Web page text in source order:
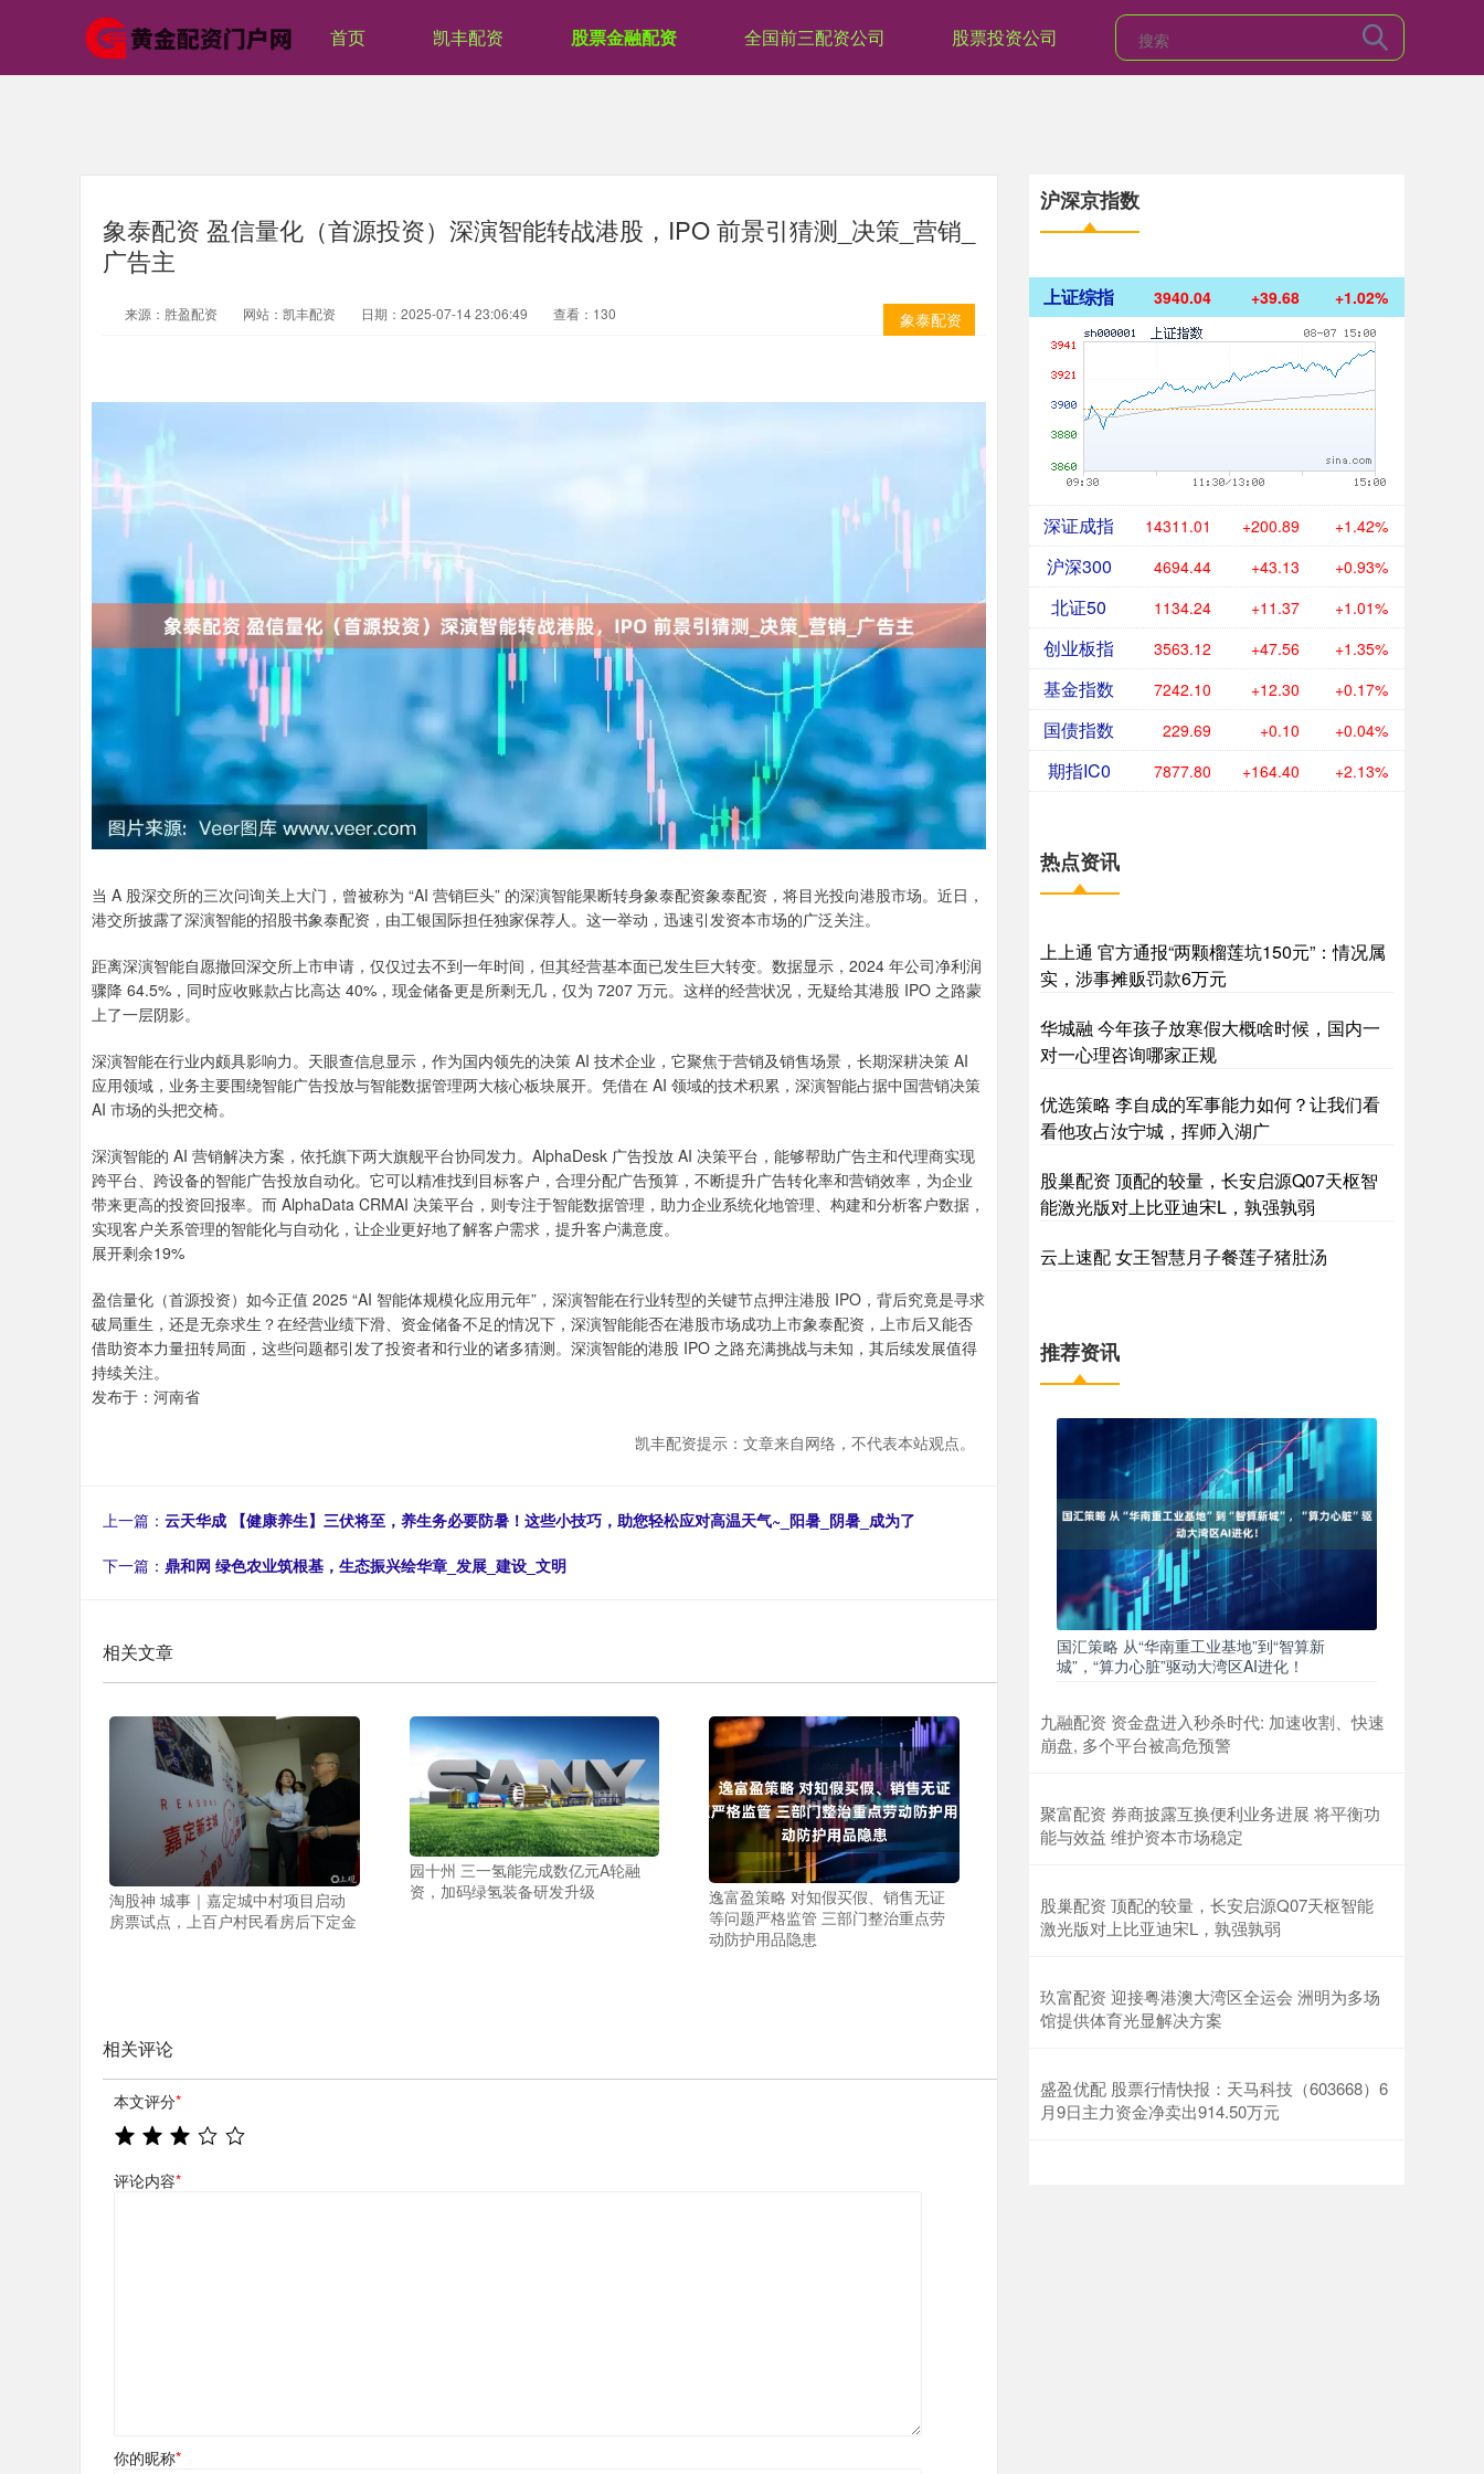
首页 凯丰配资 股票金融配资 全国前三配资公司 股票投资公司
象泰配资 盈信量化（首源投资）深演智能转战港股，IPO 前景引猜测_决策_营销_
广告主
象泰配资
来源：胜盈配资 网站：凯丰配资 日期：2025-07-14 23:06:49 查看：130
当 A 股深交所的三次问询关上大门，曾被称为 “AI 营销巨头” 的深演智能果断转身象泰配资象泰配资，将目光投向港股市场。近日，
港交所披露了深演智能的招股书象泰配资，由工银国际担任独家保荐人。这一举动，迅速引发资本市场的广泛关注。
距离深演智能自愿撤回深交所上市申请，仅仅过去不到一年时间，但其经营基本面已发生巨大转变。数据显示，2024 年公司净利润
骤降 64.5%，同时应收账款占比高达 40%，现金储备更是所剩无几，仅为 7207 万元。这样的经营状况，无疑给其港股 IPO 之路蒙
上了一层阴影。
深演智能在行业内颇具影响力。天眼查信息显示，作为国内领先的决策 AI 技术企业，它聚焦于营销及销售场景，长期深耕决策 AI
应用领域，业务主要围绕智能广告投放与智能数据管理两大核心板块展开。凭借在 AI 领域的技术积累，深演智能占据中国营销决策
AI 市场的头把交椅。
深演智能的 AI 营销解决方案，依托旗下两大旗舰平台协同发力。AlphaDesk 广告投放 AI 决策平台，能够帮助广告主和代理商实现
跨平台、跨设备的智能广告投放自动化。它可以精准找到目标客户，合理分配广告预算，不断提升广告转化率和营销效率，为企业
带来更高的投资回报率。而 AlphaData CRMAI 决策平台，则专注于智能数据管理，助力企业系统化地管理、构建和分析客户数据，
实现客户关系管理的智能化与自动化，让企业更好地了解客户需求，提升客户满意度。
展开剩余19%
盈信量化（首源投资）如今正值 2025 “AI 智能体规模化应用元年”，深演智能在行业转型的关键节点押注港股 IPO，背后究竟是寻求
破局重生，还是无奈求生？在经营业绩下滑、资金储备不足的情况下，深演智能能否在港股市场成功上市象泰配资，上市后又能否
借助资本力量扭转局面，这些问题都引发了投资者和行业的诸多猜测。深演智能的港股 IPO 之路充满挑战与未知，其后续发展值得
持续关注。
发布于：河南省
凯丰配资提示：文章来自网络，不代表本站观点。
上一篇： 云天华成 【健康养生】三伏将至，养生务必要防暑！这些小技巧，助您轻松应对高温天气~_阳暑_阴暑_成为了
下一篇： 鼎和网 绿色农业筑根基，生态振兴绘华章_发展_建设_文明
相关文章
淘股神 城事｜嘉定城中村项目启动
房票试点，上百户村民看房后下定金
园十州 三一氢能完成数亿元A轮融
资，加码绿氢装备研发升级
逸富盈策略 对知假买假、销售无证
等问题严格监管 三部门整治重点劳
动防护用品隐患
相关评论
本文评分*
评论内容*
你的昵称*
沪深京指数
上证综指 3940.04 +39.68 +1.02%
深证成指 14311.01 +200.89 +1.42%
沪深300 4694.44 +43.13 +0.93%
北证50 1134.24 +11.37 +1.01%
创业板指 3563.12 +47.56 +1.35%
基金指数 7242.10 +12.30 +0.17%
国债指数 229.69 +0.10 +0.04%
期指IC0 7877.80 +164.40 +2.13%
热点资讯
上上通 官方通报“两颗榴莲坑150元”：情况属
实，涉事摊贩罚款6万元
华城融 今年孩子放寒假大概啥时候，国内一
对一心理咨询哪家正规
优选策略 李自成的军事能力如何？让我们看
看他攻占汝宁城，挥师入湖广
股巢配资 顶配的较量，长安启源Q07天枢智
能激光版对上比亚迪宋L，孰强孰弱
云上速配 女王智慧月子餐莲子猪肚汤
推荐资讯
国汇策略 从“华南重工业基地”到“智算新
城”，“算力心脏”驱动大湾区AI进化！
九融配资 资金盘进入秒杀时代: 加速收割、快速
崩盘, 多个平台被高危预警
聚富配资 券商披露互换便利业务进展 将平衡功
能与效益 维护资本市场稳定
股巢配资 顶配的较量，长安启源Q07天枢智能
激光版对上比亚迪宋L，孰强孰弱
玖富配资 迎接粤港澳大湾区全运会 洲明为多场
馆提供体育光显解决方案
盛盈优配 股票行情快报：天马科技（603668）6
月9日主力资金净卖出914.50万元